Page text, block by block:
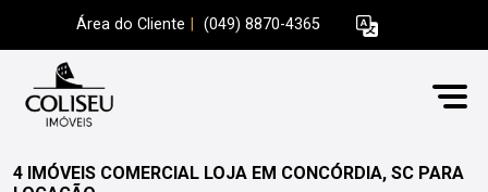
Área do Cliente (049) 8870-4365
4 IMÓVEIS COMERCIAL LOJA EM CONCÓRDIA, SC PARA